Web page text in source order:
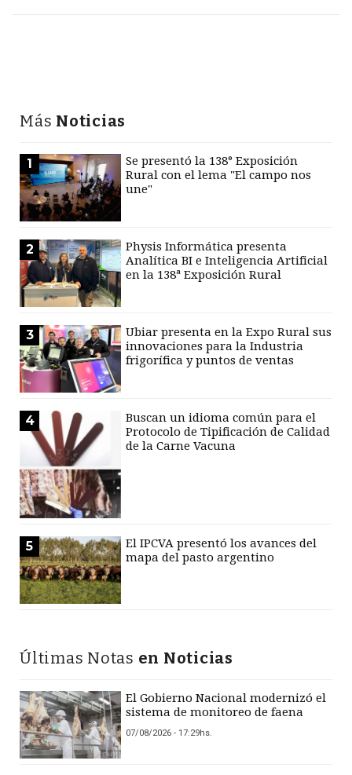
Más Noticias
1
Se presentó la 138° Exposición
Rural con el lema "El campo nos
une"
2
Physis Informática presenta
Analítica BI e Inteligencia Artificial
en la 138ª Exposición Rural
3
Ubiar presenta en la Expo Rural sus
innovaciones para la Industria
frigorífica y puntos de ventas
4
Buscan un idioma común para el
Protocolo de Tipificación de Calidad
de la Carne Vacuna
5
El IPCVA presentó los avances del
mapa del pasto argentino
Últimas Notas en Noticias
El Gobierno Nacional modernizó el
sistema de monitoreo de faena
07/08/2026 - 17:29hs.